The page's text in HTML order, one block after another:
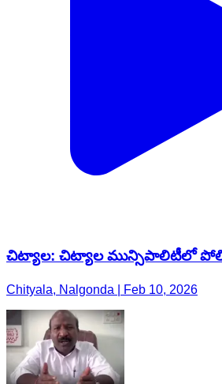
చిట్యాల: చిట్యాల మున్సిపాలిటీలో
Chityala, Nalgonda | Feb 10, 2026